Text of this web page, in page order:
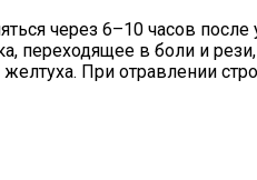
через 6–10 часов
переходящее в боли и
желтуха. При отравлении